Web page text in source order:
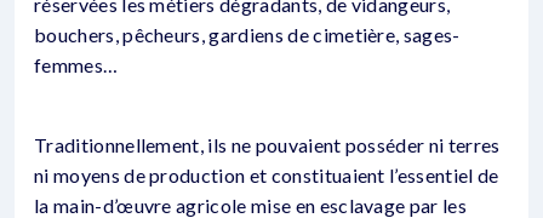
bouchers, pêcheurs, gardiens de cimetière, sages-
femmes…
Traditionnellement, ils ne pouvaient posséder ni terres
ni moyens de production et constituaient l’essentiel de
la main-d’œuvre agricole mise en esclavage par les